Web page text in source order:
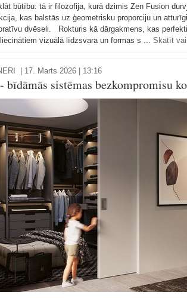
būtību: tā ir filozofija, kurā dzimis Zen Fusion
kas balstās uz ģeometrisku proporciju un
dvēseli. Rokturis kā dārgakmens, kas
vizuālā līdzsvara un formas s ... Skatīt
17. Marts 2026 | 13:16
bīdāmās sistēmas bezkompromisu